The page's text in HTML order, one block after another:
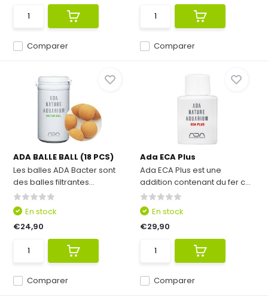
Comparer Comparer
ADA BALLE BALL (18 PCS)
Les balles ADA Bacter sont
des balles filtrantes...
Comparer
En stock
€24,90
Ada ECA Plus
Ada ECA Plus est une
addition contenant du fer c...
Comparer
En stock
€29,90